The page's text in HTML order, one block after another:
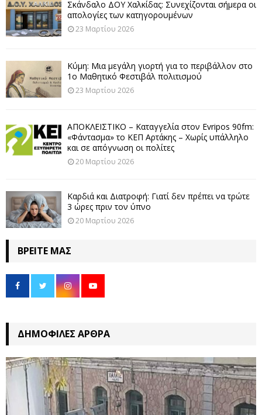
Σκάνδαλο ΔΟΥ Χαλκίδας: Συνεχίζονται σήμερα οι
απολογίες των κατηγορουμένων
23 Μαρτίου 2026
Κύμη: Μια μεγάλη γιορτή για το περιβάλλον στο
1ο Μαθητικό Φεστιβάλ πολιτισμού
23 Μαρτίου 2026
ΑΠΟΚΛΕΙΣΤΙΚΟ – Καταγγελία στον Evripos 90fm:
«Φάντασμα» το ΚΕΠ Αρτάκης – Χωρίς υπάλληλο
και σε απόγνωση οι πολίτες
20 Μαρτίου 2026
Καρδιά και Διατροφή: Γιατί δεν πρέπει να τρώτε
3 ώρες πριν τον ύπνο
20 Μαρτίου 2026
ΒΡΕΊΤΕ ΜΑΣ
ΔΗΜΟΦΙΛΈΣ ΆΡΘΡΑ